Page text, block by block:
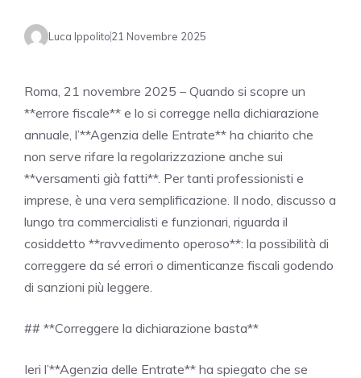
Luca Ippolito21 Novembre 2025
Roma, 21 novembre 2025 – Quando si scopre un
**errore fiscale** e lo si corregge nella dichiarazione
annuale, l’**Agenzia delle Entrate** ha chiarito che
non serve rifare la regolarizzazione anche sui
**versamenti già fatti**. Per tanti professionisti e
imprese, è una vera semplificazione. Il nodo, discusso a
lungo tra commercialisti e funzionari, riguarda il
cosiddetto **ravvedimento operoso**: la possibilità di
correggere da sé errori o dimenticanze fiscali godendo
di sanzioni più leggere.
## **Correggere la dichiarazione basta**
Ieri l’**Agenzia delle Entrate** ha spiegato che se